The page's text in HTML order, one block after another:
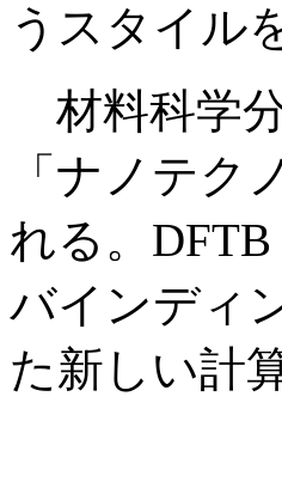
うスタイル
材料科学
「ナノテ
れる。
バインディ
た新しい計